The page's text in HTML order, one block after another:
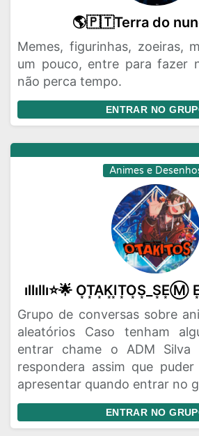
🌎🇵🇹Terra do
Memes, figurinhas, zoeiras,
um pouco, entre para fazer
não perca tempo.
ENTRAR NO
Animes e
Grupo de conversas sobre
aleatórios Caso tenham
entrar chame o ADM
respondera assim que
apresentar quando entrar no
ENTRAR NO